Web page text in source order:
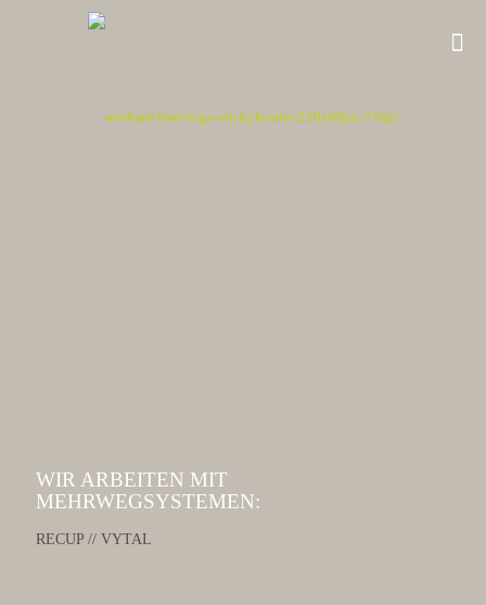
WIR ARBEITEN MIT
MEHRWEGSYSTEMEN:
RECUP // VYTAL